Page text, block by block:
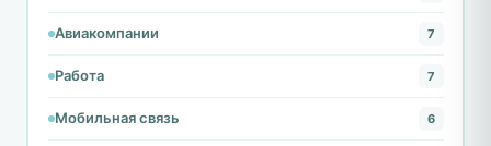
Авиакомпании 7
Работа 7
Мобильная связь 6